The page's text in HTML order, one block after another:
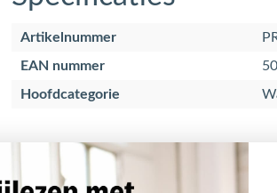
Artikelnummer
EAN nummer
Hoofdcategorie